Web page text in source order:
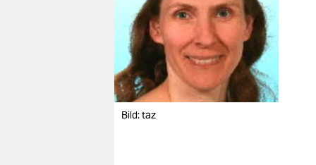
Bild: taz